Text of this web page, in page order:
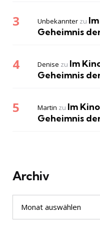
Unbekannter zu
Geheimnis
Denise zu Im
Geheimnis
Martin zu Im
Geheimnis
Archiv
Archiv